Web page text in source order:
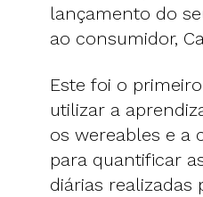
lançamento do
ao consumidor,
Este foi o
utilizar a
os wereables e a
para quantificar
diárias realizadas